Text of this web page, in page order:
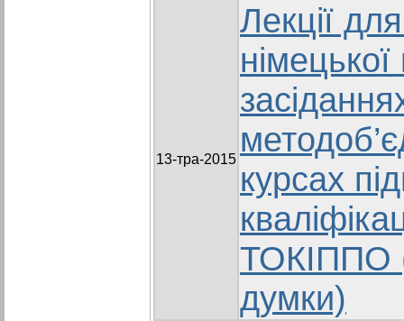
13-тра-2015
Лекції
курсах
ТОКІППО
думки)